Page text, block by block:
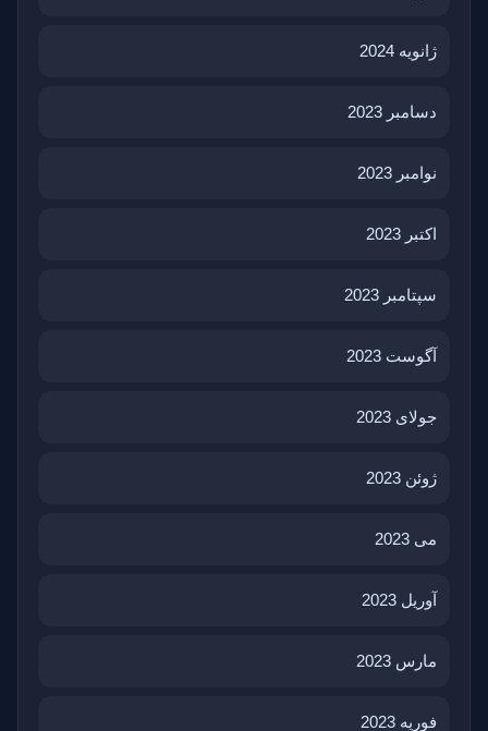
ژانویه 2024
دسامبر 2023
نوامبر 2023
اکتبر 2023
سپتامبر 2023
آگوست 2023
جولای 2023
ژوئن 2023
می 2023
آوریل 2023
مارس 2023
فوریه 2023